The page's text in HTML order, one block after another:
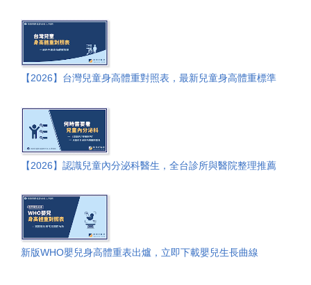
【2026】台灣兒童身高體重對照表，最新兒童身高體重標準
【2026】認識兒童內分泌科醫生，全台診所與醫院整理推薦
新版WHO嬰兒身高體重表出爐，立即下載嬰兒生長曲線